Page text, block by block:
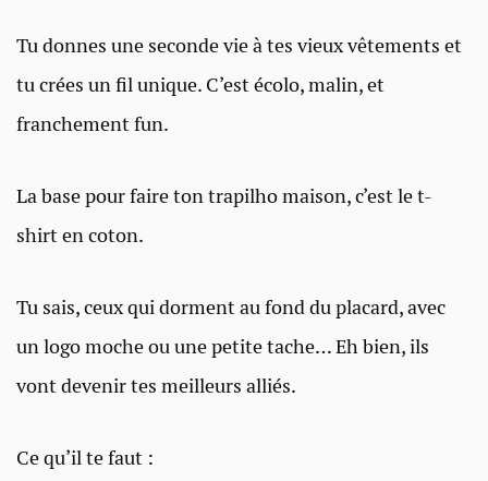
Tu donnes une seconde vie à tes vieux vêtements et
tu crées un fil unique. C’est écolo, malin, et
franchement fun.
La base pour faire ton trapilho maison, c’est le t-
shirt en coton.
Tu sais, ceux qui dorment au fond du placard, avec
un logo moche ou une petite tache… Eh bien, ils
vont devenir tes meilleurs alliés.
Ce qu’il te faut :